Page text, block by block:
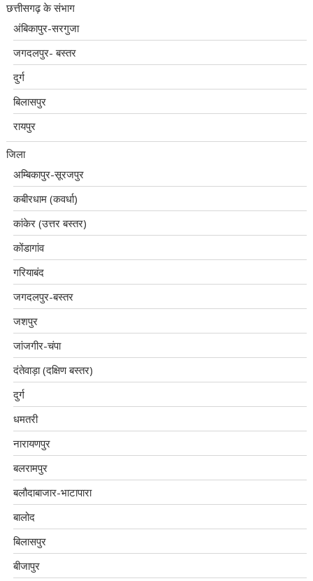
छत्तीसगढ़ के संभाग
अंबिकापुर-सरगुजा
जगदलपुर- बस्तर
दुर्ग
बिलासपुर
रायपुर
जिला
अम्बिकापुर-सूरजपुर
कबीरधाम (कवर्धा)
कांकेर (उत्तर बस्तर)
कोंडागांव
गरियाबंद
जगदलपुर-बस्तर
जशपुर
जांजगीर-चंपा
दंतेवाड़ा (दक्षिण बस्तर)
दुर्ग
धमतरी
नारायणपुर
बलरामपुर
बलौदाबाजार-भाटापारा
बालोद
बिलासपुर
बीजापुर